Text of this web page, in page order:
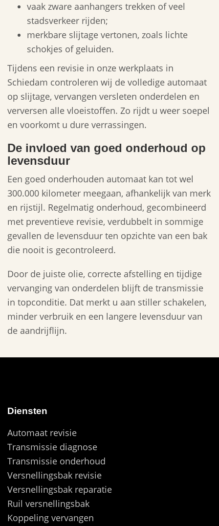
vaak zware aanhangers trekken of veel
stadsverkeer rijden;
merkbare slijtage vertonen, zoals lichte
schokjes of geluiden.
Tijdens een revisie in onze werkplaats in
Schiedam controleren wij de volledige automaat
op slijtage, vervangen versleten onderdelen en
verversen alle vloeistoffen. Zo rijdt u weer soepel
en voorkomt u dure verrassingen.
De invloed van goed onderhoud op
levensduur
Een goed onderhouden automaat kan tot wel
300.000 kilometer meegaan, afhankelijk van merk
en rijstijl. Regelmatig onderhoud, gecombineerd
met preventieve revisie, verdubbelt in sommige
gevallen de levensduur ten opzichte van een bak
die nooit is gecontroleerd.
Door de juiste olie, correcte afstelling en tijdige
vervanging van onderdelen blijft de transmissie
in topconditie. Dat merkt u aan stiller schakelen,
minder verbruik en een langere levensduur van
de aandrijflijn.
Diensten
Automaat revisie
Transmissie diagnose
Transmissie onderhoud
Versnellingsbak revisie
Versnellingsbak reparatie
Ruil versnellingsbak
Koppeling vervangen